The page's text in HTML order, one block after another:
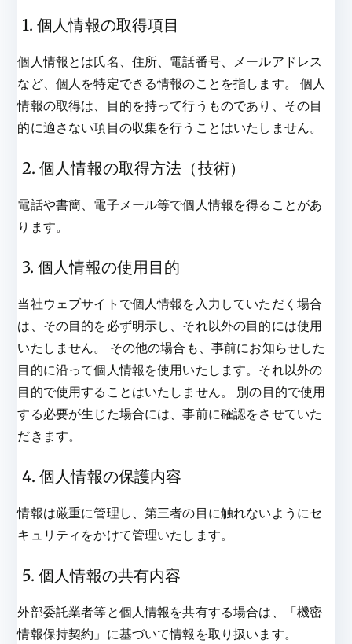
1. 個人情報の取得項目
個人情報とは氏名、住所、電話番号、メールアドレス
など、個人を特定できる情報のことを指します。 個人
情報の取得は、目的を持って行うものであり、その目
的に適さない項目の収集を行うことはいたしません。
2. 個人情報の取得方法（技術）
電話や書簡、電子メール等で個人情報を得ることがあ
ります。
3. 個人情報の使用目的
当社ウェブサイトで個人情報を入力していただく場合
は、その目的を必ず明示し、それ以外の目的には使用
いたしません。 その他の場合も、事前にお知らせした
目的に沿って個人情報を使用いたします。それ以外の
目的で使用することはいたしません。 別の目的で使用
する必要が生じた場合には、事前に確認をさせていた
だきます。
4. 個人情報の保護内容
情報は厳重に管理し、第三者の目に触れないようにセ
キュリティをかけて管理いたします。
5. 個人情報の共有内容
外部委託業者等と個人情報を共有する場合は、「機密
情報保持契約」に基づいて情報を取り扱います。